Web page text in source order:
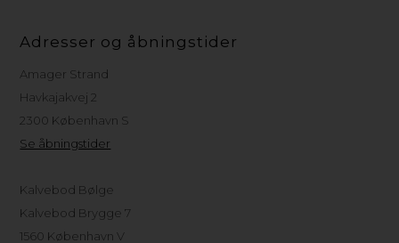
Adresser og åbningstider
Amager Strand
Havkajakvej 2
2300 København S
Se åbningstider
Kalvebod Bølge
Kalvebod Brygge 7
1560 København V